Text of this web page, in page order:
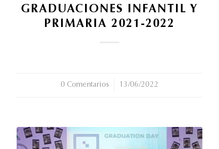
GRADUACIONES INFANTIL Y
PRIMARIA 2021-2022
0 Comentarios
/ 13/06/2022